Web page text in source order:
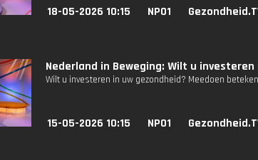
18-05-2026 10:15 NPO1
Nederland in Beweging: Wilt u
Wilt u investeren in uw gezondheid? Meedoen
15-05-2026 10:15 NPO1